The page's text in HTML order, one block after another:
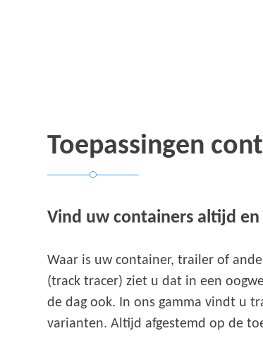
Toepassingen
Vind uw containers altijd
Waar is uw container, trailer of
(track tracer) ziet u dat in een
de dag ook. In ons gamma vindt u
varianten. Altijd afgestemd op de